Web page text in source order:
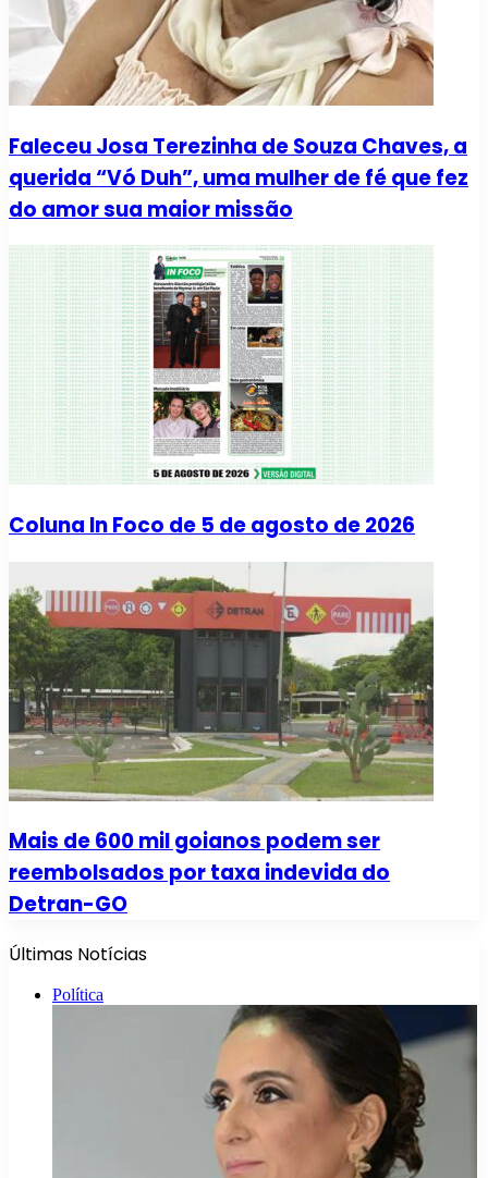
Faleceu Josa Terezinha de Souza Chaves, a
querida “Vó Duh”, uma mulher de fé que fez
do amor sua maior missão
Coluna In Foco de 5 de agosto de 2026
Mais de 600 mil goianos podem ser
reembolsados por taxa indevida do
Detran-GO
Últimas Notícias
Política